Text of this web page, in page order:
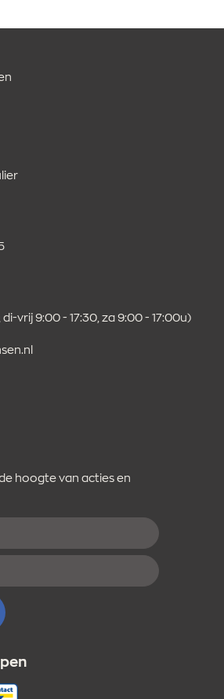
di-vrij 9:00 - 17:30, za 9:00 - 17:00u)
hoogte van acties en